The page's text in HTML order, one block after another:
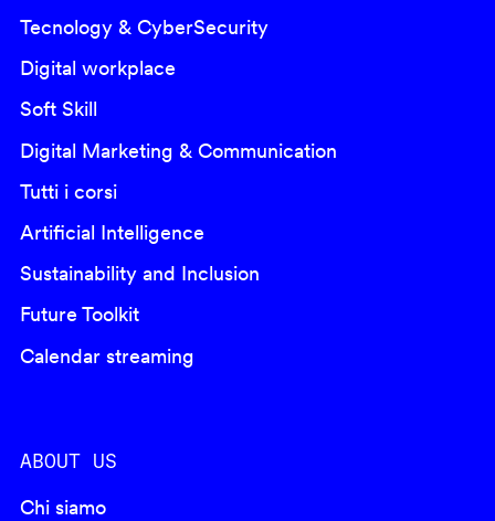
Tecnology & CyberSecurity
Digital workplace
Soft Skill
Digital Marketing & Communication
Tutti i corsi
Artificial Intelligence
Sustainability and Inclusion
Future Toolkit
Calendar streaming
ABOUT US
Chi siamo